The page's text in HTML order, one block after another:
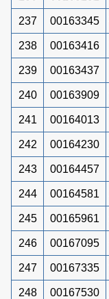
237 00163345
238 00163416
239 00163437
240 00163909
241 00164013
242 00164230
243 00164457
244 00164581
245 00165961
246 00167095
247 00167335
248 00167530